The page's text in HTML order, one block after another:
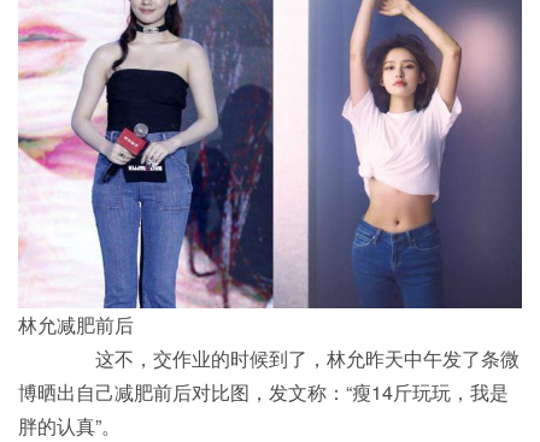
林允减肥前后
这不，交作业的时候到了，林允昨天中午发了条微
博晒出自己减肥前后对比图，发文称：“瘦14斤玩玩，我是
胖的认真”。